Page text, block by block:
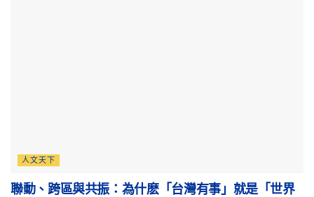
人文天下
聯動、跨區與共振：為什麽「台灣有事」就是「世界